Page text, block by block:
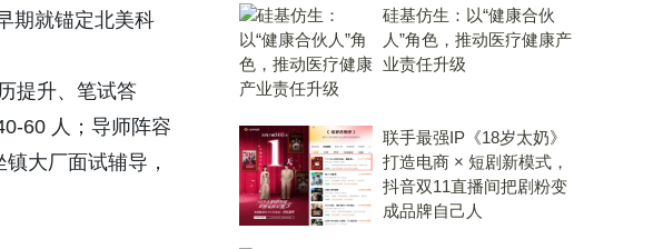
期就锚定北美科
提升、笔试答
60 人；导师阵容
大厂面试辅导，
硅基仿生：以“健康合伙
人”角色，推动医疗健康产
业责任升级
联手最强IP《18岁太奶》
打造电商 × 短剧新模式，
抖音双11直播间把剧粉变
成品牌自己人